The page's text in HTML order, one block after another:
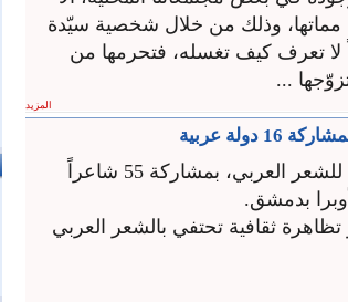
مماتها، وذلك من خلال شخصية سيّدة
لا تعرف كيف تغسله، فتحرمها من
...
المزيد
عربية
انطلقت اليوم الأحد فعاليات مهرجان دمشق الدولي للشعر العربي، بمشاركة 55 شاعراً
7 آب الجاري، وهو تظاهرة ثقافية تحتفي بالشعر العربي